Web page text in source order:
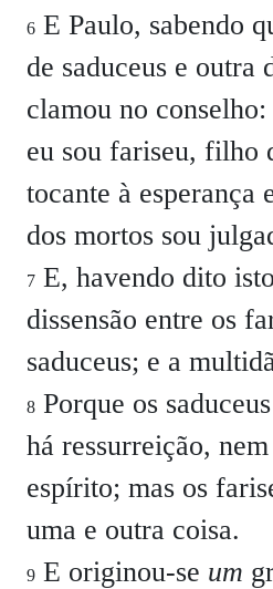
6 E Paulo, sabendo
de saduceus e outra
clamou no conselho:
eu sou fariseu, filho
tocante à esperança
dos mortos sou
7 E, havendo dito
dissensão entre os
saduceus; e a
8 Porque os
há ressurreição,
espírito; mas os
uma e outra coisa.
9 E originou-se um